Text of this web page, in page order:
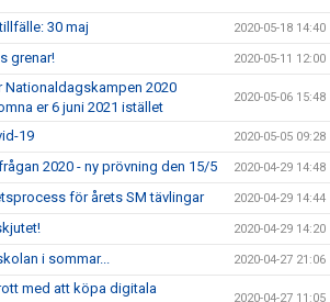
30 maj 2020-05-18 14:40
grenar! 2020-05-11 12:00
Nationaldagskampen 2020
er 6 juni 2021 istället
2020-05-06 15:48
19 2020-05-05 09:28
2020 - ny prövning den 15/5 2020-04-29 14:48
för årets SM tävlingar 2020-04-29 14:44
2020-04-29 14:20
i sommar... 2020-04-27 21:06
med att köpa digitala
2020-04-27 11:05